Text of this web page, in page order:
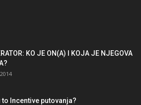
KO JE ON(A) I KOJA JE NJEGOVA
to Incentive putovanja?